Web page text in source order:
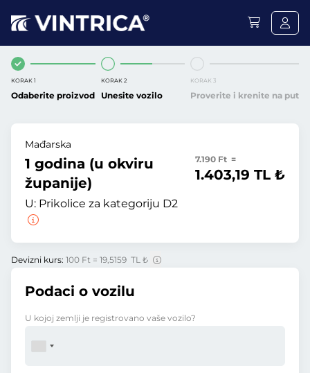
KORAK 1
Odaberite proizvod
KORAK 2
Unesite vozilo
KORAK 3
Proverite i krenite na put
Mađarska
1 godina (u okviru
županije)
U: Prikolice za kategoriju D2
7.190 Ft =
1.403,19 TL ₺
Devizni kurs: 100 Ft = 19,5159 TL ₺
Podaci o vozilu
U kojoj zemlji je registrovano vaše vozilo?